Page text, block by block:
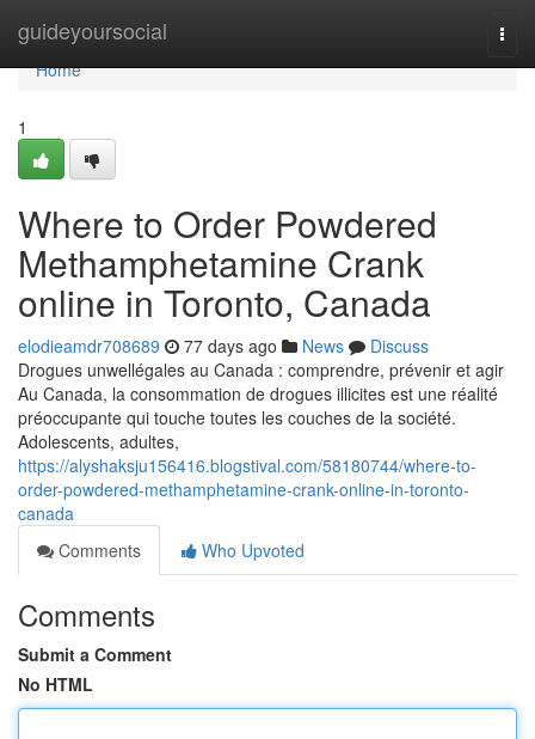
guideyoursocial
Home
Home
1
Where to Order Powdered
Methamphetamine Crank
online in Toronto, Canada
elodieamdr708689 77 days ago News
Discuss
Drogues unwellégales au Canada : comprendre, prévenir et agir
Au Canada, la consommation de drogues illicites est une réalité
préoccupante qui touche toutes les couches de la société.
Adolescents, adultes,
https://alyshaksju156416.blogstival.com/58180744/where-to-
order-powdered-methamphetamine-crank-online-in-toronto-
canada
Comments
Who Upvoted
Comments
Submit a Comment
No HTML